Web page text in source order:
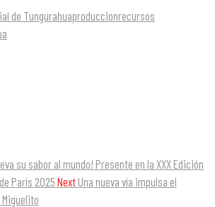
de Tungurahuaproduccionrecursos
su sabor al mundo! Presente en la XXX Edición
París 2025 Next Una nueva vía impulsa el